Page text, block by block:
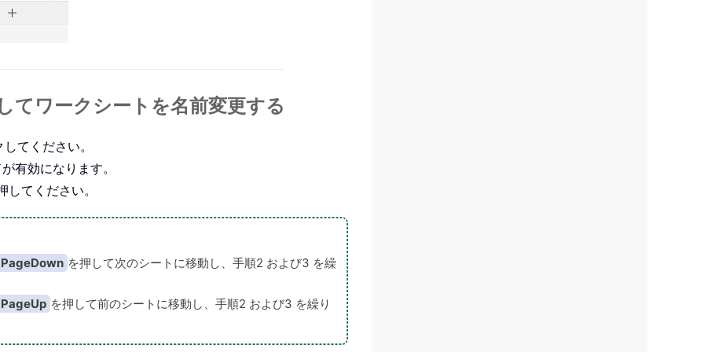
てワークシートを名前変更する
てください。
有効になります。
してください。
を押して次のシートに移動し、手順2 および3 を繰
を押して前のシートに移動し、手順2 および3 を繰り